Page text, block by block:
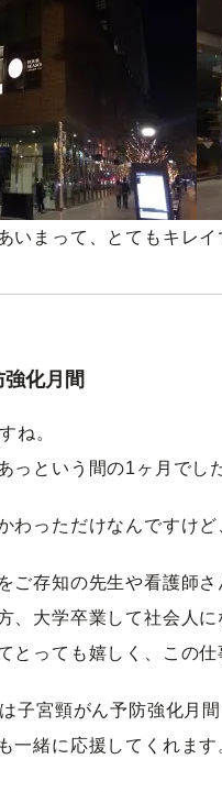
いまって、とてもキレイ
化月間
ね。
っという間の1ヶ月でし
わっただけなんですけど
ご存知の先生や看護師
、大学卒業して社会人
とっても嬉しく、この
子宮頸がん予防強化月間
一緒に応援してくれます